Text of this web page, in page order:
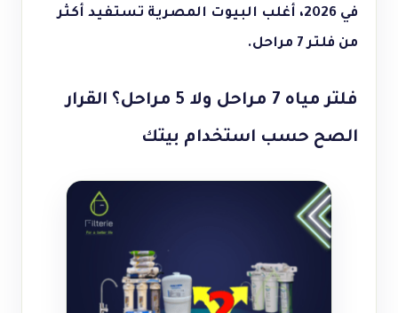
في 2026، أغلب البيوت المصرية تستفيد أكثر
من فلتر 7 مراحل.
فلتر مياه 7 مراحل ولا 5 مراحل؟ القرار
الصح حسب استخدام بيتك